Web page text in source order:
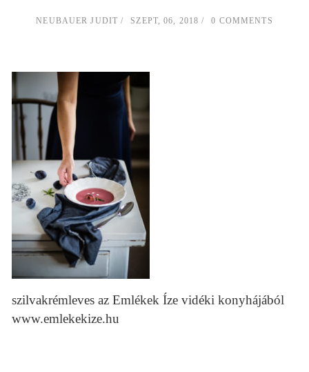
NEUBAUER JUDIT SZEPT, 06, 2018 0 COMMENTS
szilvakrémleves az Emlékek Íze vidéki konyhájából
www.emlekekize.hu